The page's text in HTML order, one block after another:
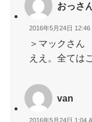
おっさ
2016年5月24日 12:46
＞マックさん
ええ。全ては
van
2016年5月24日 1:04